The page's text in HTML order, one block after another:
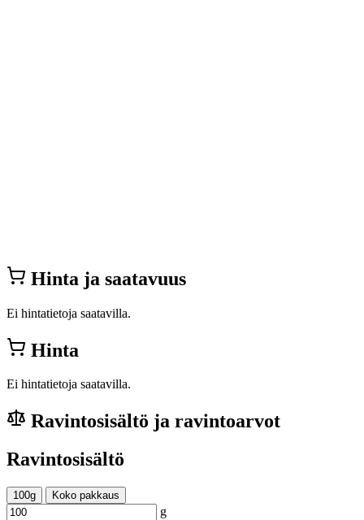
Hinta ja saatavuus
Ei hintatietoja saatavilla.
Hinta
Ei hintatietoja saatavilla.
Ravintosisältö ja ravintoarvot
Ravintosisältö
100g Koko pakkaus
g